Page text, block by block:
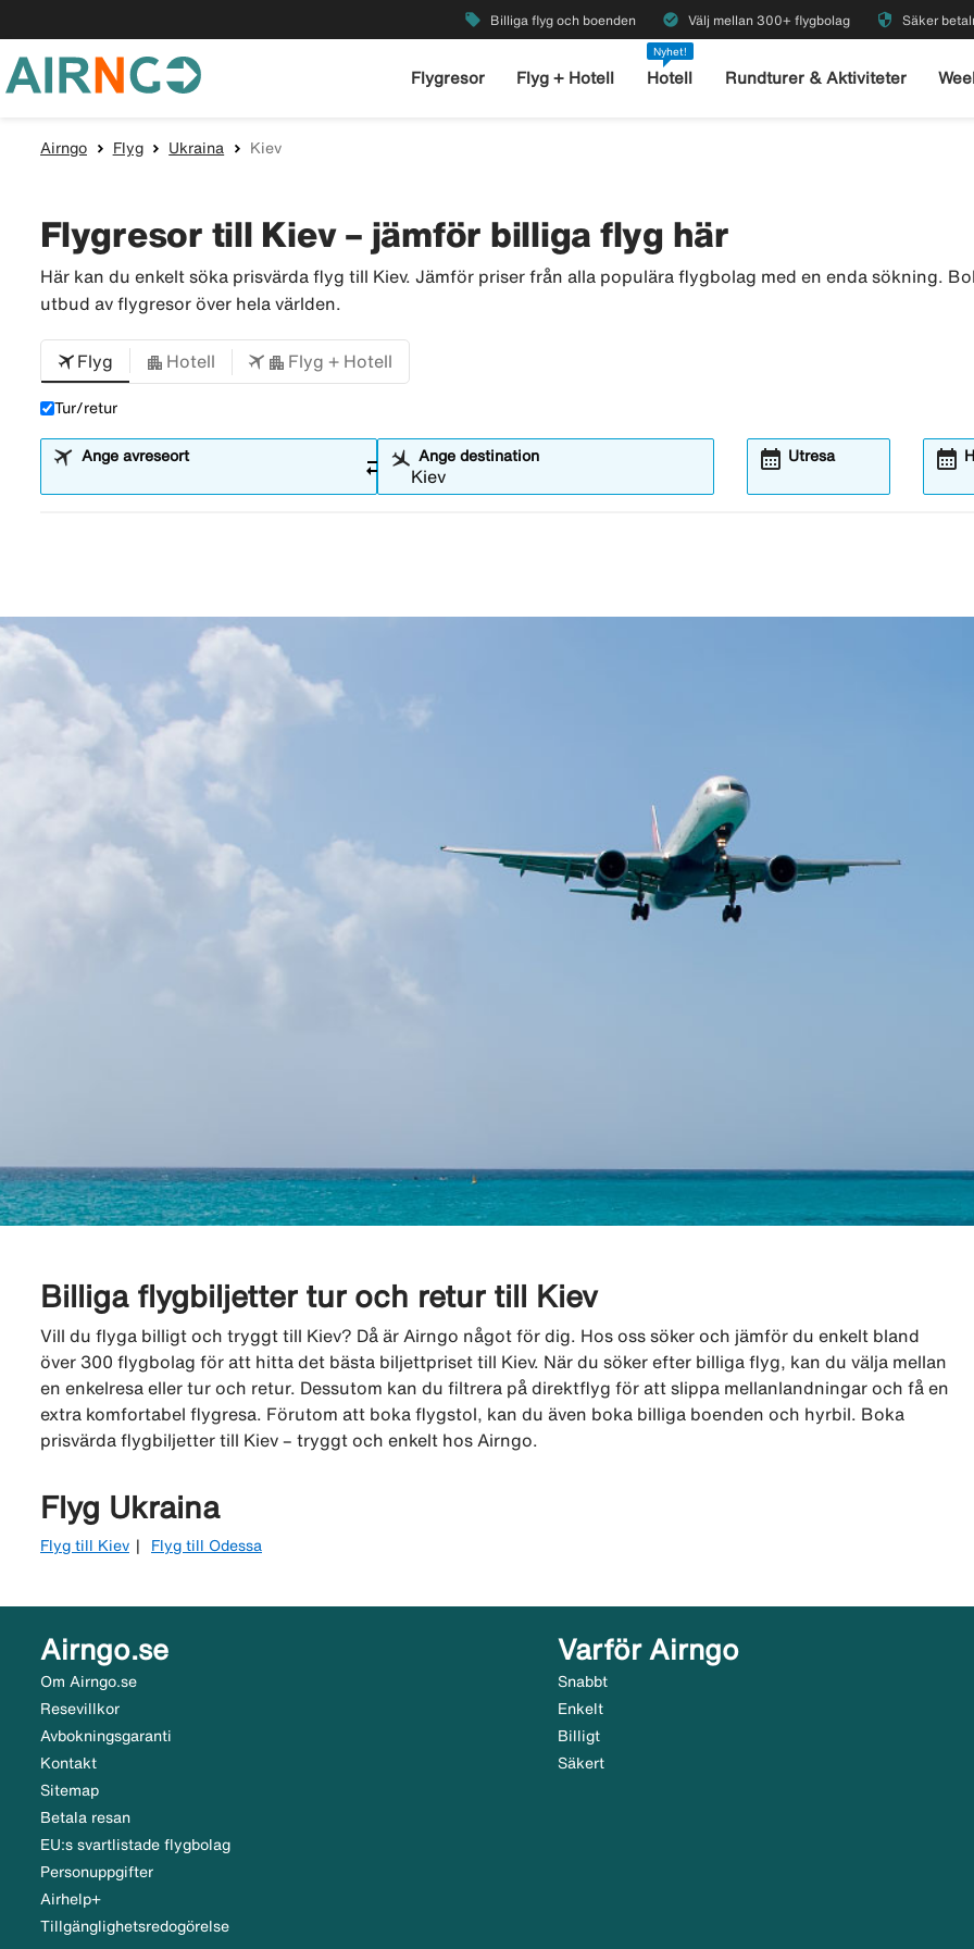
local_offer Billiga flyg och boenden check_circle Välj mellan 300+ flygbolag security Säker
Flygresor Flyg + Hotell
Nyhet!
Hotell Rundturer & Aktiviteter
Airngo Flyg Ukraina Kiev
Flygresor till Kiev – jämför billiga flyg här
Här kan du enkelt söka prisvärda flyg till Kiev. Jämför priser från alla populära flygbolag med en enda sökning.
utbud av flygresor över hela världen.
Flyg Hotell Flyg + Hotell
Tur/retur
Ange avreseort sync_alt Ange destination Utresa
calendar_month calendar_month
Billiga flygbiljetter tur och retur till Kiev
Vill du flyga billigt och tryggt till Kiev? Då är Airngo något för dig. Hos oss söker och jämför du enkelt bland
över 300 flygbolag för att hitta det bästa biljettpriset till Kiev. När du söker efter billiga flyg, kan du välja mellan
en enkelresa eller tur och retur. Dessutom kan du filtrera på direktflyg för att slippa mellanlandningar och få en
extra komfortabel flygresa. Förutom att boka flygstol, kan du även boka billiga boenden och hyrbil. Boka
prisvärda flygbiljetter till Kiev – tryggt och enkelt hos Airngo.
Flyg Ukraina
Flyg till Kiev Flyg till Odessa
Airngo.se
Om Airngo.se
Resevillkor
Avbokningsgaranti
Kontakt
Sitemap
Betala resan
EU:s svartlistade flygbolag
Personuppgifter
Airhelp+
Tillgänglighetsredogörelse
Varför Airngo
Snabbt
Enkelt
Billigt
Säkert